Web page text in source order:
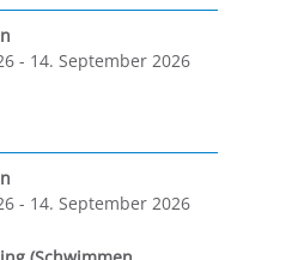
- 14. September 2026
- 14. September 2026